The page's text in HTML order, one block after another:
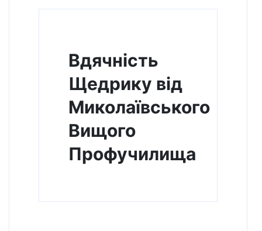
Вдячність
Щедрику від
Миколаївського
Вищого
Профучилища